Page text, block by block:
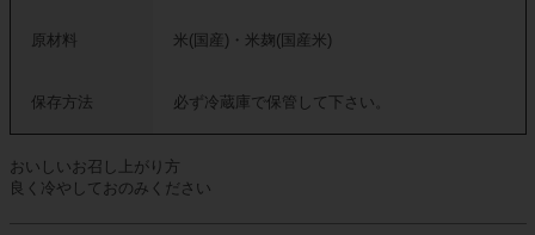
原材料 米(国産)・米麹(国産米)
保存方法 必ず冷蔵庫で保管して下さい。
おいしいお召し上がり方
良く冷やしておのみください